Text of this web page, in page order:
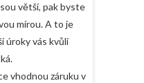
větší, pak byste
mírou. A to je
úroky vás kvůli
vhodnou záruku v